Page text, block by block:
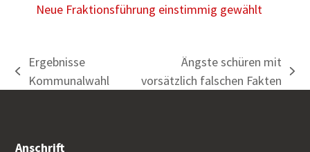
Neue Fraktionsführung einstimmig gewählt
vorheriger
Ergebnisse
Kommunalwahl
Nächster
Ängste schüren mit
vorsätzlich falschen Fakten
Anschrift